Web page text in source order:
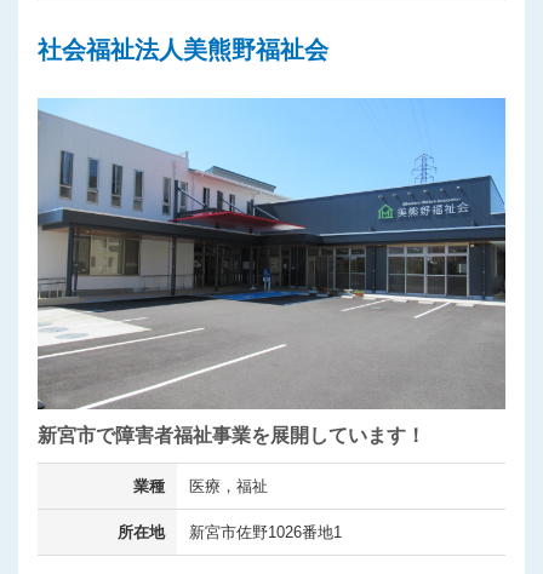
社会福祉法人美熊野福祉会
新宮市で障害者福祉事業を展開しています！
業種 医療，福祉
所在地 新宮市佐野1026番地1